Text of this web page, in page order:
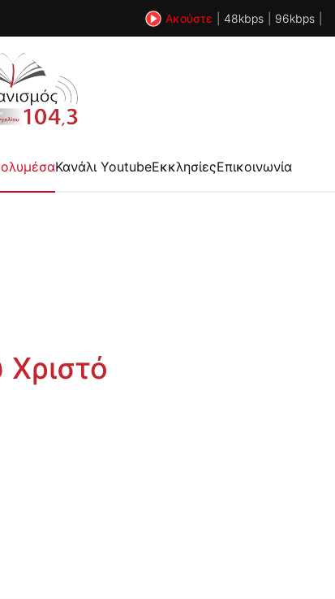
Ακούστε 48kbps 96kbps
Κανάλι YoutubeΕκκλησίεςΕπικοινωνία